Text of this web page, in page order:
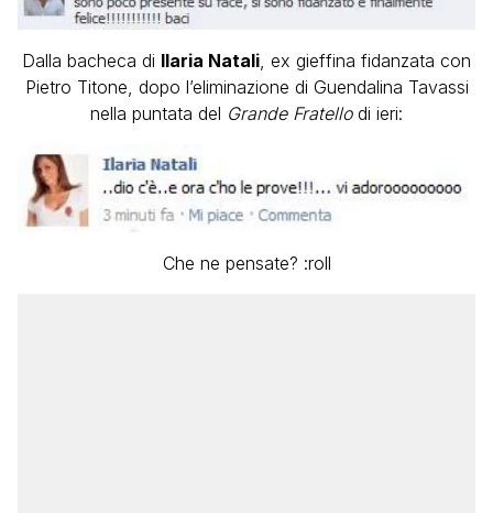
Dalla bacheca di Ilaria Natali, ex gieffina fidanzata con
Pietro Titone, dopo l’eliminazione di Guendalina Tavassi
nella puntata del Grande Fratellodi ieri:
Che ne pensate? :roll